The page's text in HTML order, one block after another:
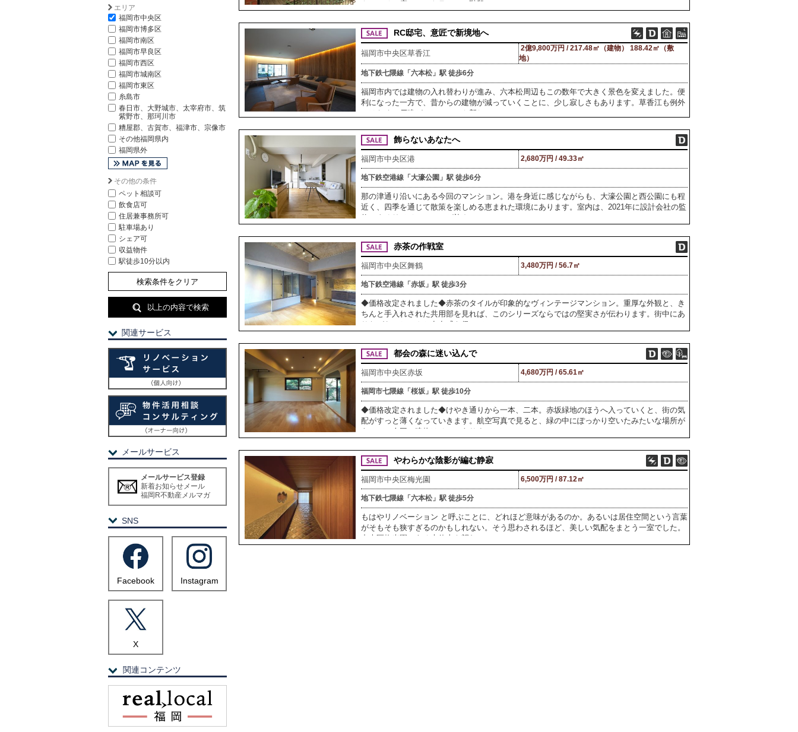
やアーチの庇、エントランスの階段
RC邸宅、意匠で新境地へ
福岡市中央区草香江
2億9,800万円 / 217.48㎡（建物） 188.42㎡（敷
地）
地下鉄七隈線「六本松」駅 徒歩6分
福岡市内では建物の入れ替わりが進み、六本松周辺もこの数年で大きく景色を変えました。便
利になった一方で、昔からの建物が減っていくことに、少し寂しさもあります。草香江も例外
ではなく、戸建がマンションや新し
飾らないあなたへ
福岡市中央区港 2,680万円 / 49.33㎡
地下鉄空港線「大濠公園」駅 徒歩6分
那の津通り沿いにある今回のマンション。港を身近に感じながらも、大濠公園と西公園にも程
近く、四季を通じて散策を楽しめる恵まれた環境にあります。室内は、2021年に設計会社の監
修によるリノベーションが施さ
赤茶の作戦室
福岡市中央区舞鶴 3,480万円 / 56.7㎡
地下鉄空港線「赤坂」駅 徒歩3分
◆価格改定されました◆赤茶のタイルが印象的なヴィンテージマンション。重厚な外観と、き
ちんと手入れされた共用部を見れば、このシリーズならではの堅実さが伝わります。街中にあ
りながら、ちゃんと存在感を保って
都会の森に迷い込んで
福岡市中央区赤坂 4,680万円 / 65.61㎡
福岡市七隈線「桜坂」駅 徒歩10分
◆価格改定されました◆けやき通りから一本、二本。赤坂緑地のほうへ入っていくと、街の気
配がすっと薄くなっていきます。航空写真で見ると、緑の中にぽっかり空いたみたいな場所が
あって、今回の建物はそこにありま
やわらかな陰影が編む静寂
福岡市中央区梅光園 6,500万円 / 87.12㎡
地下鉄七隈線「六本松」駅 徒歩5分
もはやリノベーション と呼ぶことに、どれほど意味があるのか。あるいは居住空間という言葉
がそもそも狭すぎるのかもしれない。そう思わされるほど、美しい気配をまとう一室でした。
中央区梅光園にある大休山を望む
エリア
福岡市中央区
福岡市博多区
福岡市南区
福岡市早良区
福岡市西区
福岡市城南区
福岡市東区
糸島市
春日市、大野城市、太宰府市、筑
紫野市、那珂川市
糟屋郡、古賀市、福津市、宗像市
その他福岡県内
福岡県外
その他の条件
ペット相談可
飲食店可
住居兼事務所可
駐車場あり
シェア可
収益物件
駅徒歩10分以内
検索条件をクリア
以上の内容で検索
関連サービス
メールサービス
メールサービス登録
新着お知らせメール
福岡R不動産メルマガ
SNS
Facebook Instagram
X
関連コンテンツ